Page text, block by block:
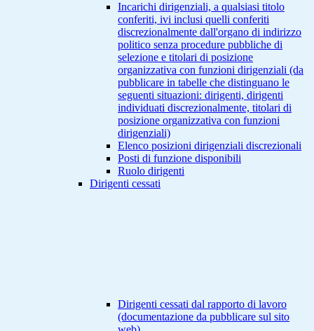
Incarichi dirigenziali, a qualsiasi titolo
conferiti, ivi inclusi quelli conferiti
discrezionalmente dall'organo di indirizzo
politico senza procedure pubbliche di
selezione e titolari di posizione
organizzativa con funzioni dirigenziali (da
pubblicare in tabelle che distinguano le
seguenti situazioni: dirigenti, dirigenti
individuati discrezionalmente, titolari di
posizione organizzativa con funzioni
dirigenziali)
Elenco posizioni dirigenziali discrezionali
Posti di funzione disponibili
Ruolo dirigenti
Dirigenti cessati
Dirigenti cessati dal rapporto di lavoro
(documentazione da pubblicare sul sito